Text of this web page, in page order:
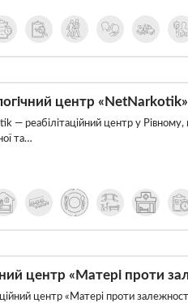
центр
— реабілітаційний центр у Рівному,
та…
центр «Матері проти
центр «Матері проти